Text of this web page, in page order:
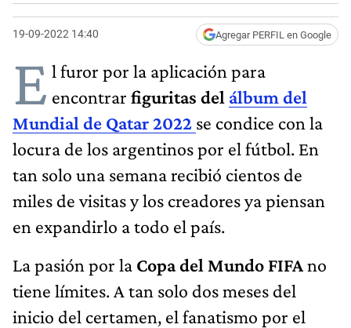
19-09-2022 14:40 Agregar PERFIL en Google
E l furor por la aplicación para
encontrar figuritas del álbum del
Mundial de Qatar 2022 se condice con la
locura de los argentinos por el fútbol. En
tan solo una semana recibió cientos de
miles de visitas y los creadores ya piensan
en expandirlo a todo el país.
La pasión por la Copa del Mundo FIFAno
tiene límites. A tan solo dos meses del
inicio del certamen, el fanatismo por el